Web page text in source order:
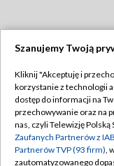
Abonament TVP
Emisja w TVP
Centrum
Szanujemy Twoją
Kliknij "Akceptuję i
korzystanie z technologii
dostęp do informacji na
przechowywanie oraz na
nas, czyli Telewizję Polską
Zaufanych Partnerów z
Partnerów TVP (93 firm),
zautomatyzowanego